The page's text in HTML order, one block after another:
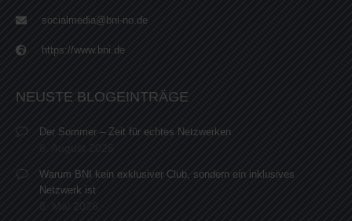
socialmedia@bni-no.de
https://www.bni.de
NEUSTE BLOGEINTRÄGE
Der Sommer – Zeit für echtes Netzwerken
Warum BNI kein exklusiver Club, sondern ein inklusives
Netzwerk ist